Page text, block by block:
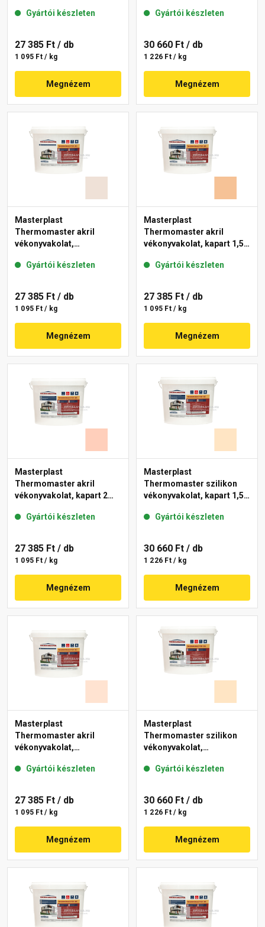
Gyártói készleten
27 385 Ft / db
1 095 Ft / kg
Megnézem
Gyártói készleten
30 660 Ft / db
1 226 Ft / kg
Megnézem
Masterplast
Thermomaster akril
vékonyvakolat,
44-F 25 kg
Gyártói készleten
27 385 Ft / db
1 095 Ft / kg
Megnézem
Masterplast
Thermomaster akril
vékonyvakolat, kapart 1,5
Gyártói készleten
27 385 Ft / db
1 095 Ft / kg
Megnézem
Masterplast
Thermomaster akril
vékonyvakolat, kapart 2
Gyártói készleten
27 385 Ft / db
1 095 Ft / kg
Megnézem
Masterplast
Thermomaster szilikon
vékonyvakolat, kapart 1,5
Gyártói készleten
30 660 Ft / db
1 226 Ft / kg
Megnézem
Masterplast
Thermomaster akril
vékonyvakolat,
11-F 25 kg
Gyártói készleten
27 385 Ft / db
1 095 Ft / kg
Megnézem
Masterplast
Thermomaster szilikon
vékonyvakolat,
02-E 25 kg
Gyártói készleten
30 660 Ft / db
1 226 Ft / kg
Megnézem